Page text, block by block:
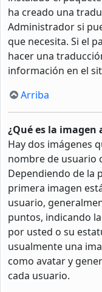
ha creado una
Administrador si
que necesita. Si el
hacer una
información en el
Arriba
¿Qué es la
Hay dos imágenes
nombre de usuario
Dependiendo de la
primera imagen
usuario,
puntos, indicando
por usted o su
usualmente una
como avatar y
cada usuario.